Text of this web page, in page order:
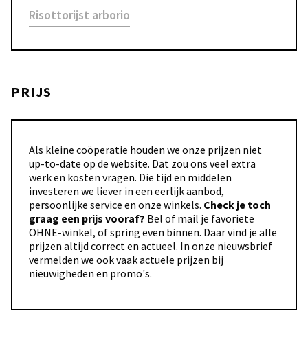
Risottorijst arborio
PRIJS
Als kleine coöperatie houden we onze prijzen niet
up-to-date op de website. Dat zou ons veel extra
werk en kosten vragen. Die tijd en middelen
investeren we liever in een eerlijk aanbod,
persoonlijke service en onze winkels. Check je toch
graag een prijs vooraf? Bel of mail je favoriete
OHNE-winkel, of spring even binnen. Daar vind je alle
prijzen altijd correct en actueel. In onze nieuwsbrief
vermelden we ook vaak actuele prijzen bij
nieuwigheden en promo's.